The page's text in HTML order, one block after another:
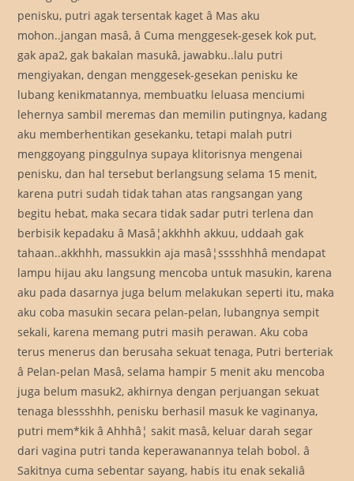
penisku, putri agak tersentak kaget â Mas aku
mohon..jangan masâ, â Cuma menggesek-gesek kok put,
gak apa2, gak bakalan masukâ, jawabku..lalu putri
mengiyakan, dengan menggesek-gesekan penisku ke
lubang kenikmatannya, membuatku leluasa menciumi
lehernya sambil meremas dan memilin putingnya, kadang
aku memberhentikan gesekanku, tetapi malah putri
menggoyang pinggulnya supaya klitorisnya mengenai
penisku, dan hal tersebut berlangsung selama 15 menit,
karena putri sudah tidak tahan atas rangsangan yang
begitu hebat, maka secara tidak sadar putri terlena dan
berbisik kepadaku â Masâ¦akkhhh akkuu, uddaah gak
tahaan..akkhhh, massukkin aja masâ¦sssshhhâ mendapat
lampu hijau aku langsung mencoba untuk masukin, karena
aku pada dasarnya juga belum melakukan seperti itu, maka
aku coba masukin secara pelan-pelan, lubangnya sempit
sekali, karena memang putri masih perawan. Aku coba
terus menerus dan berusaha sekuat tenaga, Putri berteriak
â Pelan-pelan Masâ, selama hampir 5 menit aku mencoba
juga belum masuk2, akhirnya dengan perjuangan sekuat
tenaga blessshhh, penisku berhasil masuk ke vaginanya,
putri mem*kik â Ahhhâ¦ sakit masâ, keluar darah segar
dari vagina putri tanda keperawanannya telah bobol. â
Sakitnya cuma sebentar sayang, habis itu enak sekaliâ